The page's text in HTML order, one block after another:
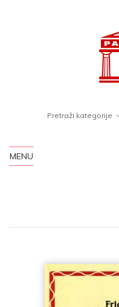
Pretraži kategorije
MENU